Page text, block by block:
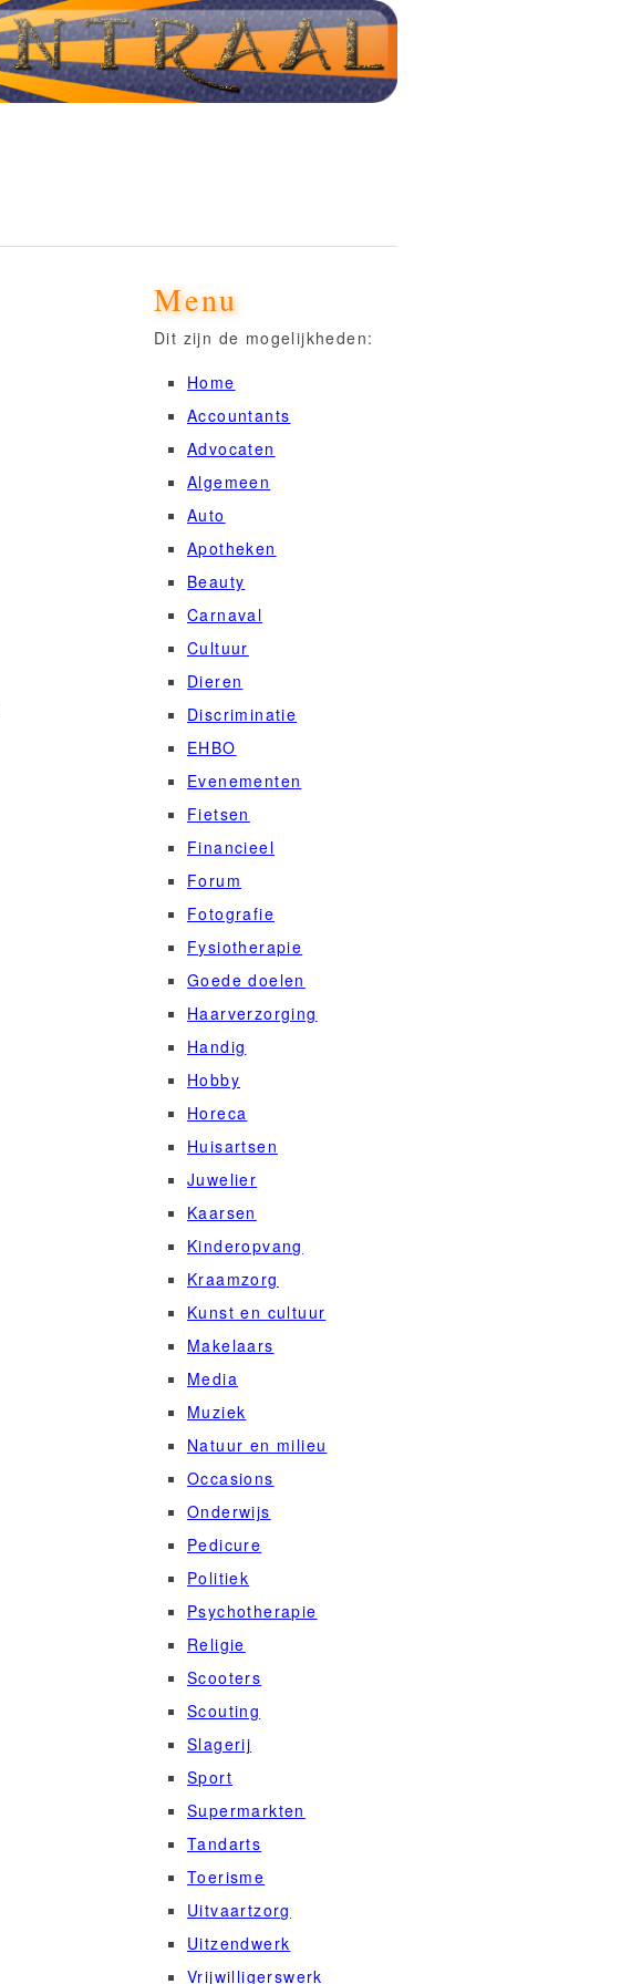
Menu
Dit zijn de mogelijkheden:
Home
Accountants
Advocaten
Algemeen
Auto
Apotheken
Beauty
Carnaval
Cultuur
Dieren
Discriminatie
EHBO
Evenementen
Fietsen
Financieel
Forum
Fotografie
Fysiotherapie
Goede doelen
Haarverzorging
Handig
Hobby
Horeca
Huisartsen
Juwelier
Kaarsen
Kinderopvang
Kraamzorg
Kunst en cultuur
Makelaars
Media
Muziek
Natuur en milieu
Occasions
Onderwijs
Pedicure
Politiek
Psychotherapie
Religie
Scooters
Scouting
Slagerij
Sport
Supermarkten
Tandarts
Toerisme
Uitvaartzorg
Uitzendwerk
Vrijwilligerswerk